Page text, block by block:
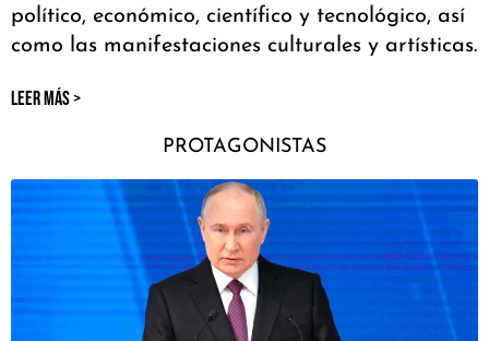
político, económico, científico y tecnológico, así
como las manifestaciones culturales y artísticas.
LEER MÁS >
PROTAGONISTAS